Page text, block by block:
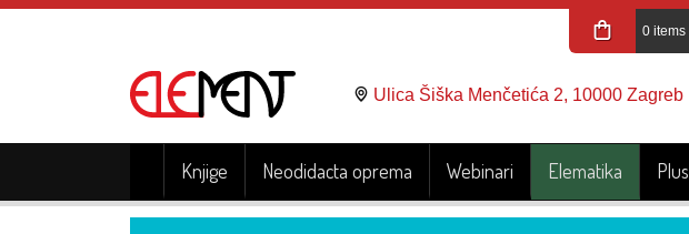
0 items
Ulica Šiška Menčetića 2, 10000 Zagreb
Knjige Neodidacta oprema Webinari Elematika Plus